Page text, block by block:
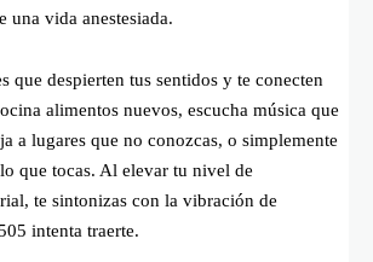
una vida anestesiada.
que despierten tus sentidos y te conecten
alimentos nuevos, escucha música que
a lugares que no conozcas, o simplemente
que tocas. Al elevar tu nivel de
te sintonizas con la vibración de
intenta traerte.